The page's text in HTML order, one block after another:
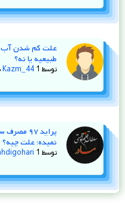
طبیعیه یا نه؟
توسط Kazm_44 1 سال پیش
پراید
نمیده؛ علت چیه؟
توسط 1 سال پیش